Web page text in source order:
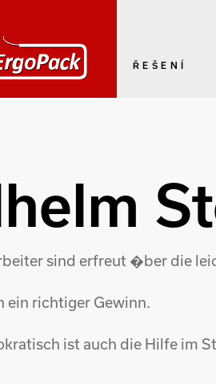
ŘEŠENÍ
sind erfreut �ber die
ein richtiger Gewinn.
ist auch die Hilfe im